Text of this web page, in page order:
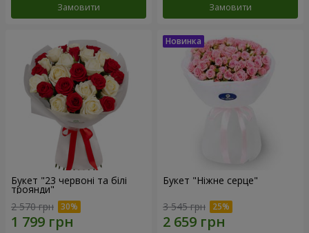
Замовити Замовити
Букет "23 червоні та білі
троянди"
2 570 грн
Букет "Ніжне серце"
3 545 грн